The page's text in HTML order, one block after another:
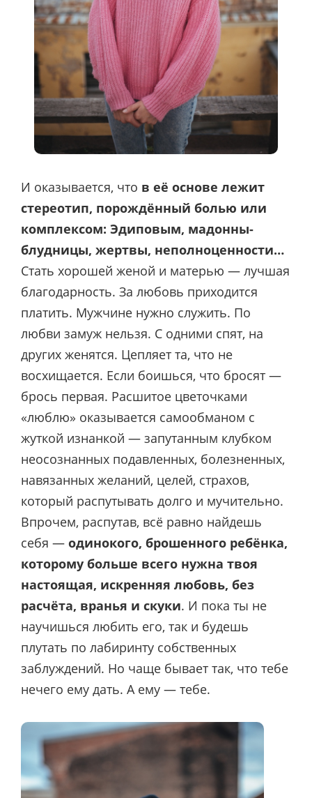
И оказывается, что в её основе лежит
стереотип, порождённый болью или
комплексом: Эдиповым, мадонны-
блудницы, жертвы, неполноценности…
Стать хорошей женой и матерью — лучшая
благодарность. За любовь приходится
платить. Мужчине нужно служить. По
любви замуж нельзя. С одними спят, на
других женятся. Цепляет та, что не
восхищается. Если боишься, что бросят —
брось первая. Расшитое цветочками
«люблю» оказывается самообманом с
жуткой изнанкой — запутанным клубком
неосознанных подавленных, болезненных,
навязанных желаний, целей, страхов,
который распутывать долго и мучительно.
Впрочем, распутав, всё равно найдешь
себя — одинокого, брошенного ребёнка,
которому больше всего нужна твоя
настоящая, искренняя любовь, без
расчёта, вранья и скуки. И пока ты не
научишься любить его, так и будешь
плутать по лабиринту собственных
заблуждений. Но чаще бывает так, что тебе
нечего ему дать. А ему — тебе.